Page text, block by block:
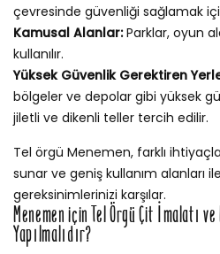
çevresinde güvenliği sağlamak
Kamusal Alanlar:Parklar, oyun
kullanılır.
Yüksek Güvenlik Gerektiren
bölgeler ve depolar gibi yüksek
jiletli ve dikenli teller tercih edilir.
Tel örgü Menemen, farklı
sunar ve geniş kullanım alanları
gereksinimlerinizi karşılar.
Menemen için Tel Örgü Çit İmalatı
Yapılmalıdır?